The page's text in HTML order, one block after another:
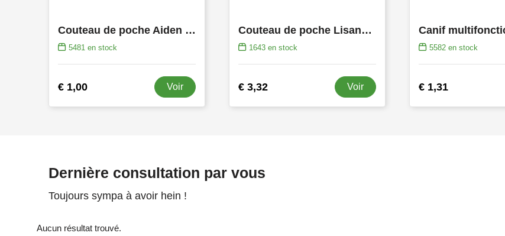
Couteau de poche Aiden | Acier inoxydable | 7 pièces
5481en stock
€ 1,00 Voir
Couteau de poche Lisandro | Bois
1643en stock
€ 3,32 Voir
5582 en stock
€ 1,31
Dernière consultation par vous
Toujours sympa à avoir hein !
Aucun résultat trouvé.